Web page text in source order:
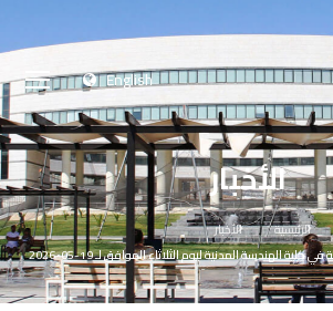
English
الأخبار
الرئيسية
الأخبار
الهندسة المدنية ليوم الثلاثاء الموافق لـ 19-05-2026